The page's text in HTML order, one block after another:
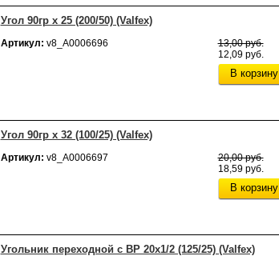
Угол 90гр х 25 (200/50) (Valfex)
Артикул: v8_А0006696
13,00 руб.
12,09 руб.
В корзину
Угол 90гр х 32 (100/25) (Valfex)
Артикул: v8_А0006697
20,00 руб.
18,59 руб.
В корзину
Угольник переходной с ВР 20х1/2 (125/25) (Valfex)